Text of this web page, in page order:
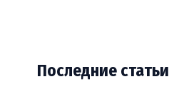
Последние статьи